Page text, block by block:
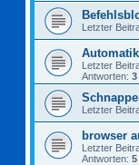
Letzter
Letzter
Antworten: 3
Letzter
browser
Letzter
Antworten: 5